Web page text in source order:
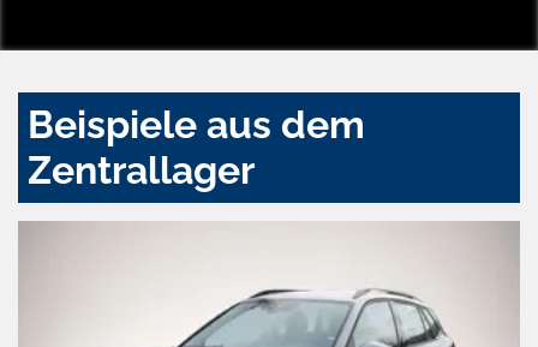
Beispiele aus dem
Zentrallager